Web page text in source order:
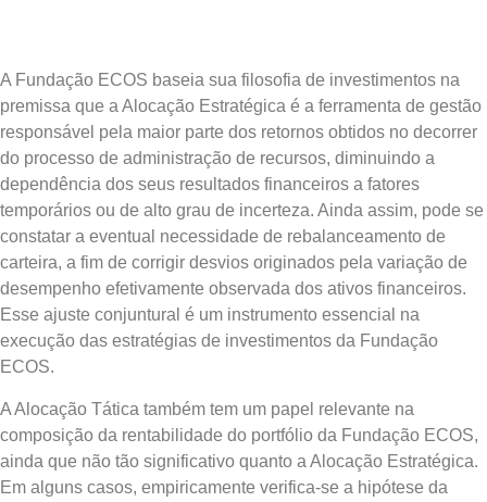
A Fundação ECOS baseia sua filosofia de investimentos na
premissa que a Alocação Estratégica é a ferramenta de gestão
responsável pela maior parte dos retornos obtidos no decorrer
do processo de administração de recursos, diminuindo a
dependência dos seus resultados financeiros a fatores
temporários ou de alto grau de incerteza. Ainda assim, pode se
constatar a eventual necessidade de rebalanceamento de
carteira, a fim de corrigir desvios originados pela variação de
desempenho efetivamente observada dos ativos financeiros.
Esse ajuste conjuntural é um instrumento essencial na
execução das estratégias de investimentos da Fundação
ECOS.
A Alocação Tática também tem um papel relevante na
composição da rentabilidade do portfólio da Fundação ECOS,
ainda que não tão significativo quanto a Alocação Estratégica.
Em alguns casos, empiricamente verifica-se a hipótese da